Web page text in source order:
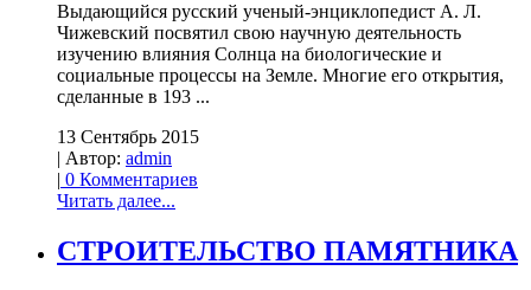
Выдающийся русский ученый-энциклопедист А. Л.
Чижевский посвятил свою научную деятельность
изучению влияния Солнца на биологические и
социальные процессы на Земле. Многие его открытия,
сделанные в 193 ...
13 Сентябрь 2015
| Автор: admin
| 0 Комментариев
Читать далее...
СТРОИТЕЛЬСТВО ПАМЯТНИКА